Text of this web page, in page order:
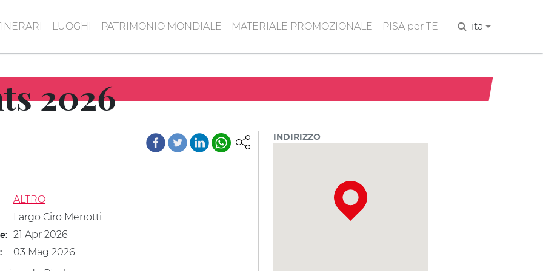
LUOGHI PATRIMONIO MONDIALE MATERIALE PROMOZIONALE PISA per TE Cerca ita
2026
ALTRO
Largo Ciro Menotti
21 Apr 2026
03 Mag 2026
INDIRIZZO